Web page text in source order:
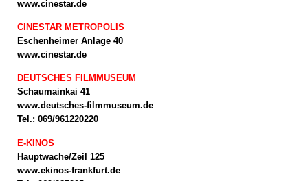
www.cinestar.de
CINESTAR METROPOLIS
Eschenheimer Anlage 40
www.cinestar.de
DEUTSCHES FILMMUSEUM
Schaumainkai 41
www.deutsches-filmmuseum.de
Tel.: 069/961220220
E-KINOS
Hauptwache/Zeil 125
www.ekinos-frankfurt.de